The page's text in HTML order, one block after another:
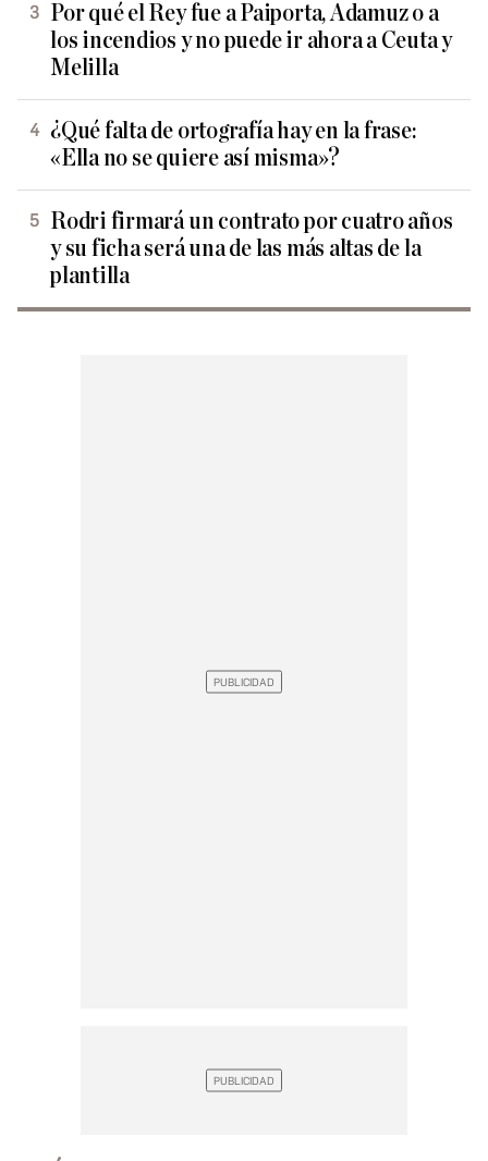
Por qué el Rey fue a Paiporta, Adamuz o a
los incendios y no puede ir ahora a Ceuta y
Melilla
¿Qué falta de ortografía hay en la frase:
«Ella no se quiere así misma»?
Rodri firmará un contrato por cuatro años
y su ficha será una de las más altas de la
plantilla